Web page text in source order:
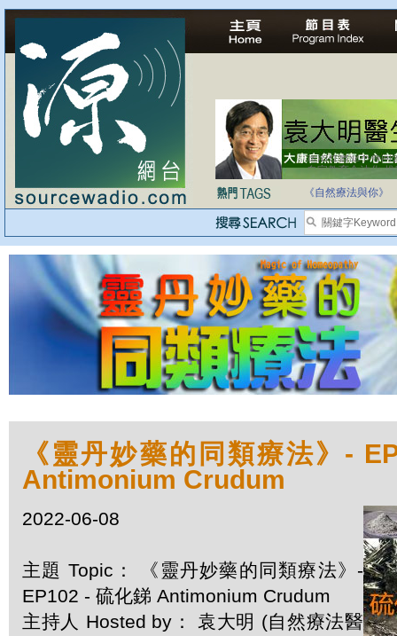
自家教育合法化-
《自然療法與你》
《靈丹妙藥的同類療法》-
Antimonium Crudum
2022-06-08
主題 Topic： 《靈丹妙藥的同類療法》-
EP102 - 硫化銻 Antimonium Crudum
主持人 Hosted by： 袁大明 (自然療法醫